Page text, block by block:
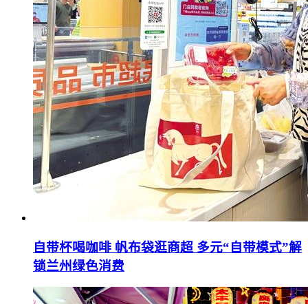
自带杯喝咖啡 帆布袋逛商超 多元“自带模式”解
锁兰州绿色消费